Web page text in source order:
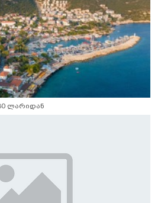
ლარიდან